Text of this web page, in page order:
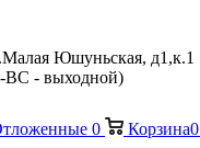
Юшуньская, д1,к.1
ВС - выходной)
0 Корзина0